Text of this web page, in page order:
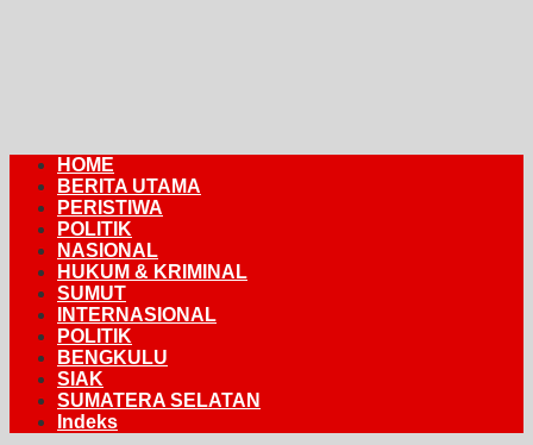
HOME
BERITA UTAMA
PERISTIWA
POLITIK
NASIONAL
HUKUM & KRIMINAL
SUMUT
INTERNASIONAL
POLITIK
BENGKULU
SIAK
SUMATERA SELATAN
Indeks